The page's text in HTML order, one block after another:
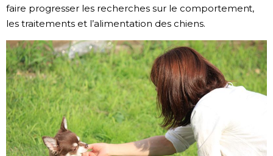
faire progresser les recherches sur le comportement,
les traitements et l’alimentation des chiens.